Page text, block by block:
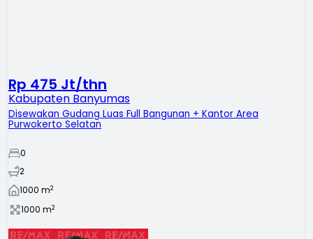
Rp 475 Jt/thn
Kabupaten Banyumas
Disewakan Gudang Luas Full Bangunan + Kantor Area
Purwokerto Selatan
0
2
1000 m2
1000 m2